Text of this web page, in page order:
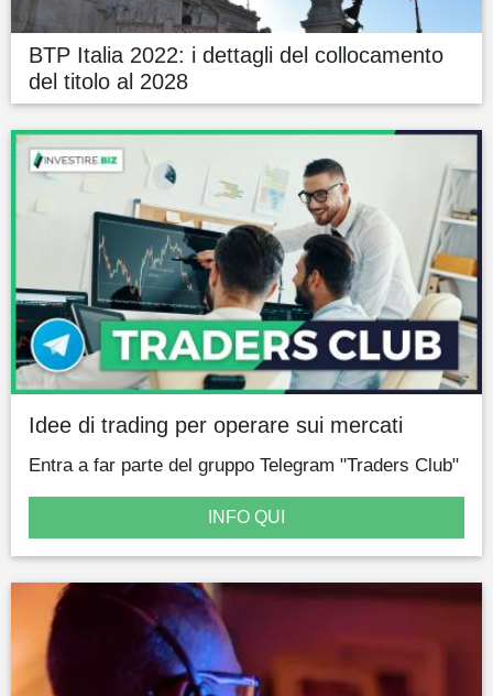
BTP Italia 2022: i dettagli del collocamento
del titolo al 2028
Idee di trading per operare sui mercati
Entra a far parte del gruppo Telegram "Traders Club"
INFO QUI